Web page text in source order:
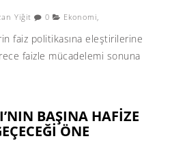
Yiğit 0 Ekonomi,
faiz politikasına eleştirilerine
faizle mücadelemi sonuna
BAŞINA HAFIZE
ÖNE